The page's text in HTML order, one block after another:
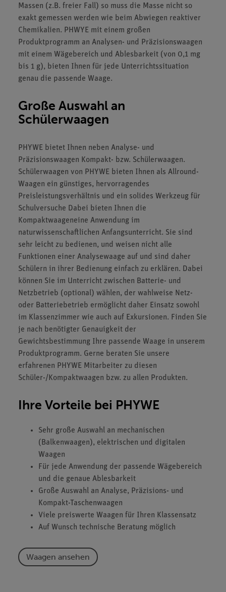
Massen (z.B. freier Fall) so muss die Masse nicht so
exakt gemessen werden wie beim Abwiegen reaktiver
Chemikalien. PHWYE mit einem großen
Produktprogramm an Analysen- und Präzisionswaagen
mit einem Wägebereich und Ablesbarkeit (von 0,1 mg
bis 1 g), bieten Ihnen für jede Unterrichtssituation
genau die passende Waage.
Große Auswahl an
Schülerwaagen
PHYWE bietet Ihnen neben Analyse- und
Präzisionswaagen Kompakt- bzw. Schülerwaagen.
Schülerwaagen von PHYWE bieten Ihnen als Allround-
Waagen ein günstiges, hervorragendes
Preisleistungsverhältnis und ein solides Werkzeug für
Schulversuche Dabei bieten Ihnen die
Kompaktwaageneine Anwendung im
naturwissenschaftlichen Anfangsunterricht. Sie sind
sehr leicht zu bedienen, und weisen nicht alle
Funktionen einer Analysewaage auf und sind daher
Schülern in ihrer Bedienung einfach zu erklären. Dabei
können Sie im Unterricht zwischen Batterie- und
Netzbetrieb (optional) wählen, der wahlweise Netz-
oder Batteriebetrieb ermöglicht daher Einsatz sowohl
im Klassenzimmer wie auch auf Exkursionen. Finden Sie
je nach benötigter Genauigkeit der
Gewichtsbestimmung Ihre passende Waage in unserem
Produktprogramm. Gerne beraten Sie unsere
erfahrenen PHYWE Mitarbeiter zu diesen
Schüler-/Kompaktwaagen bzw. zu allen Produkten.
Ihre Vorteile bei PHYWE
Sehr große Auswahl an mechanischen
(Balkenwaagen), elektrischen und digitalen
Waagen
Für jede Anwendung der passende Wägebereich
und die genaue Ablesbarkeit
Große Auswahl an Analyse, Präzisions- und
Kompakt-Taschenwaagen
Viele preiswerte Waagen für Ihren Klassensatz
Auf Wunsch technische Beratung möglich
Waagen ansehen